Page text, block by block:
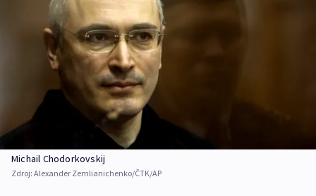
Michail Chodorkovskij
Zdroj: Alexander Zemlianichenko/ČTK/AP